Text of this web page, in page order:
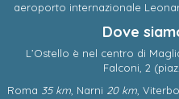
aeroporto internazionale
Dove
L’Ostello è nel centro di
Falconi, 2
Roma 35 km, Narni 20 km, Viterbo